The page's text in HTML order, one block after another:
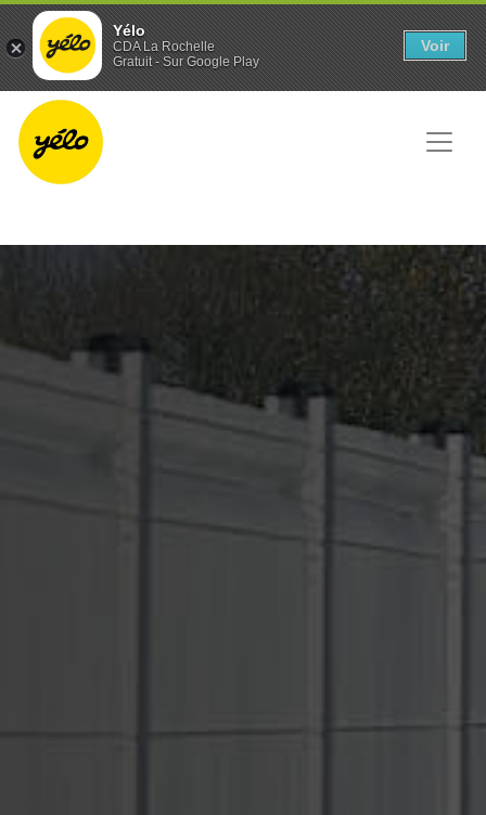
Yélo
CDA La Rochelle
Gratuit - Sur Google Play
Voir
Panneau de gestion des cookies